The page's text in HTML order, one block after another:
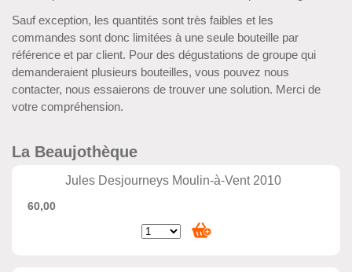
Sauf exception, les quantités sont très faibles et les
commandes sont donc limitées à une seule bouteille par
référence et par client. Pour des dégustations de groupe qui
demanderaient plusieurs bouteilles, vous pouvez nous
contacter, nous essaierons de trouver une solution. Merci de
votre compréhension.
La Beaujothèque
Jules Desjourneys Moulin-à-Vent 2010
60,00